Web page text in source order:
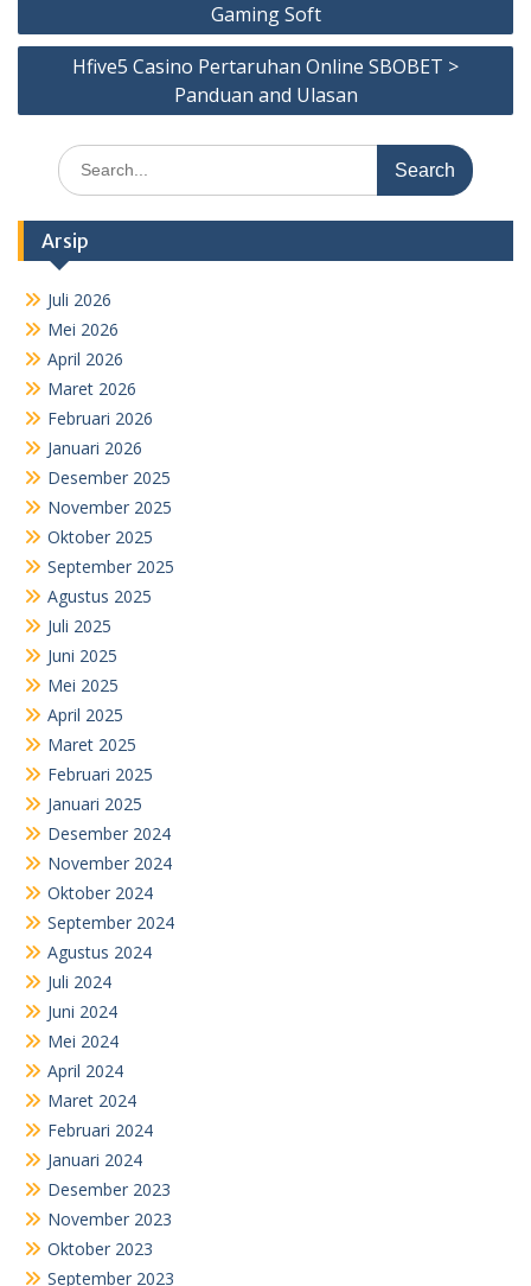
Gaming Soft
Hfive5 Casino Pertaruhan Online SBOBET >
Panduan and Ulasan
Search
for:
Arsip
Juli 2026
Mei 2026
April 2026
Maret 2026
Februari 2026
Januari 2026
Desember 2025
November 2025
Oktober 2025
September 2025
Agustus 2025
Juli 2025
Juni 2025
Mei 2025
April 2025
Maret 2025
Februari 2025
Januari 2025
Desember 2024
November 2024
Oktober 2024
September 2024
Agustus 2024
Juli 2024
Juni 2024
Mei 2024
April 2024
Maret 2024
Februari 2024
Januari 2024
Desember 2023
November 2023
Oktober 2023
September 2023